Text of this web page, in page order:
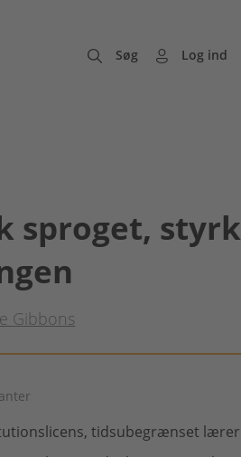
Søg Log ind
sproget, styrk
Gibbons
tidsubegrænset lærer